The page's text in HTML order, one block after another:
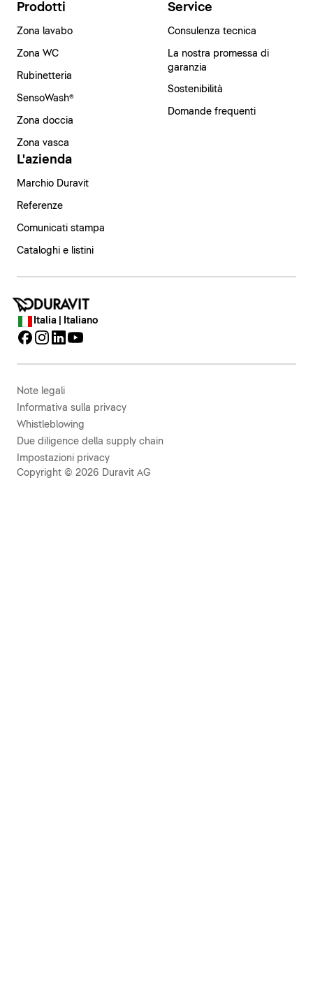
Prodotti
Zona lavabo
Zona WC
Rubinetteria
SensoWash®
Zona doccia
Zona vasca
Service
Consulenza tecnica
La nostra promessa di
garanzia
Sostenibilità
Domande frequenti
L'azienda
Marchio Duravit
Referenze
Comunicati stampa
Cataloghi e listini
Italia | Italiano
Note legali
Informativa sulla privacy
Whistleblowing
Due diligence della supply chain
Impostazioni privacy
Copyright © 2026 Duravit AG